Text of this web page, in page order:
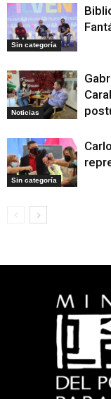
Sin categoría
Noticias
Sin categoría